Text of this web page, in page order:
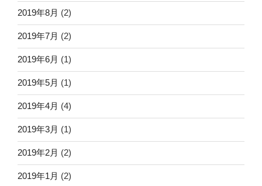
2019年8月 (2)
2019年7月 (2)
2019年6月 (1)
2019年5月 (1)
2019年4月 (4)
2019年3月 (1)
2019年2月 (2)
2019年1月 (2)